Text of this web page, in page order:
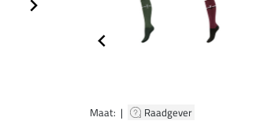
Maat: | Raadgever